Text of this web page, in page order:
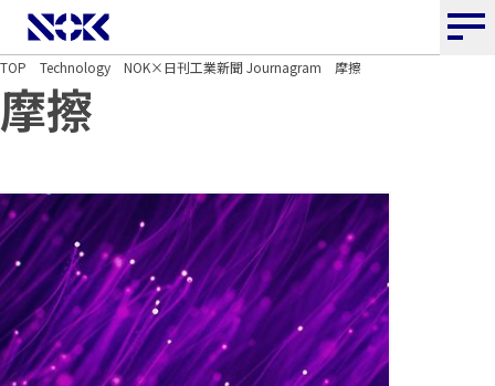
NOK株式会社
TOP Technology NOK×日刊工業新聞 Journagram 摩擦
摩擦